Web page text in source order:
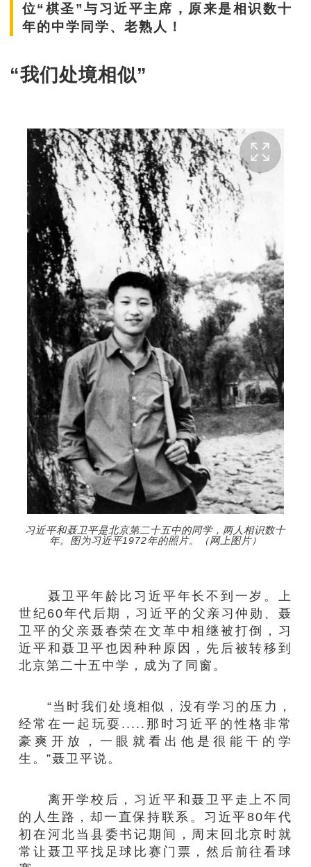
位“棋圣”与习近平主席，原来是相识数十
年的中学同学、老熟人！
“我们处境相似”
习近平和聂卫平是北京第二十五中的同学，两人相识数十
年。图为习近平1972年的照片。（网上图片）
聂卫平年龄比习近平年长不到一岁。上
世纪60年代后期，习近平的父亲习仲勋、聂
卫平的父亲聂春荣在文革中相继被打倒，习
近平和聂卫平也因种种原因，先后被转移到
北京第二十五中学，成为了同窗。
“当时我们处境相似，没有学习的压力，
经常在一起玩耍.....那时习近平的性格非常
豪爽开放，一眼就看出他是很能干的学
生。”聂卫平说。
离开学校后，习近平和聂卫平走上不同
的人生路，却一直保持联系。习近平80年代
初在河北当县委书记期间，周末回北京时就
常让聂卫平找足球比赛门票，然后前往看球